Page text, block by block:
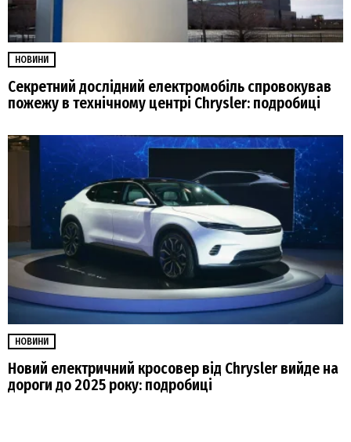
НОВИНИ
Секретний дослідний електромобіль спровокував
пожежу в технічному центрі Chrysler: подробиці
НОВИНИ
Новий електричний кросовер від Chrysler вийде на
дороги до 2025 року: подробиці